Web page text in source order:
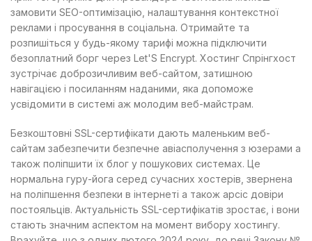
замовити SEO-оптимізацію, налаштування контекстної
реклами і просування в соціальна. Отримайте та
розпишіться у будь-якому тарифі можна підключити
безоплатний борг через Let'S Encrypt. Хостинг Спрінгхост
зустрічає доброзичливим веб-сайтом, затишною
навігацією і посиланням наданими, яка допоможе
усвідомити в системі аж молодим веб-майстрам.
Безкоштовні SSL-сертифікати дають маленьким веб-
сайтам забезпечити безпечне авіасполучення з юзерами а
також поліпшити їх блог у пошукових системах. Це
нормальна гуру-йога серед сучасних хостерів, звернена
на поліпшення безпеки в інтернеті а також арсіс довіри
постояльців. Актуальність SSL-сертифікатів зростає, і вони
стають значним аспектом на момент вибору хостингу.